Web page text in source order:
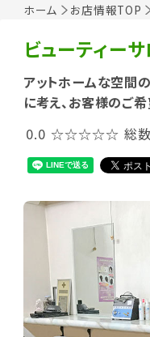
ホーム お店情報TOP
ビューティー
アットホームな空間
に考え、お客様のご
0.0 ☆☆☆☆☆ 総